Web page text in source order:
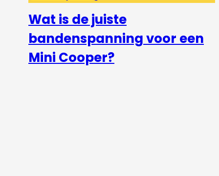
Wat is de juiste
bandenspanning voor een
Mini Cooper?